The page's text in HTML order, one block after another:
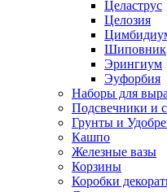
Целаструс
Целозия
Шиповник
Эрингиум
Эуфорбия
Наборы для
Подсвечники и
Грунты и
Кашпо
Железные вазы
Корзины
Коробки